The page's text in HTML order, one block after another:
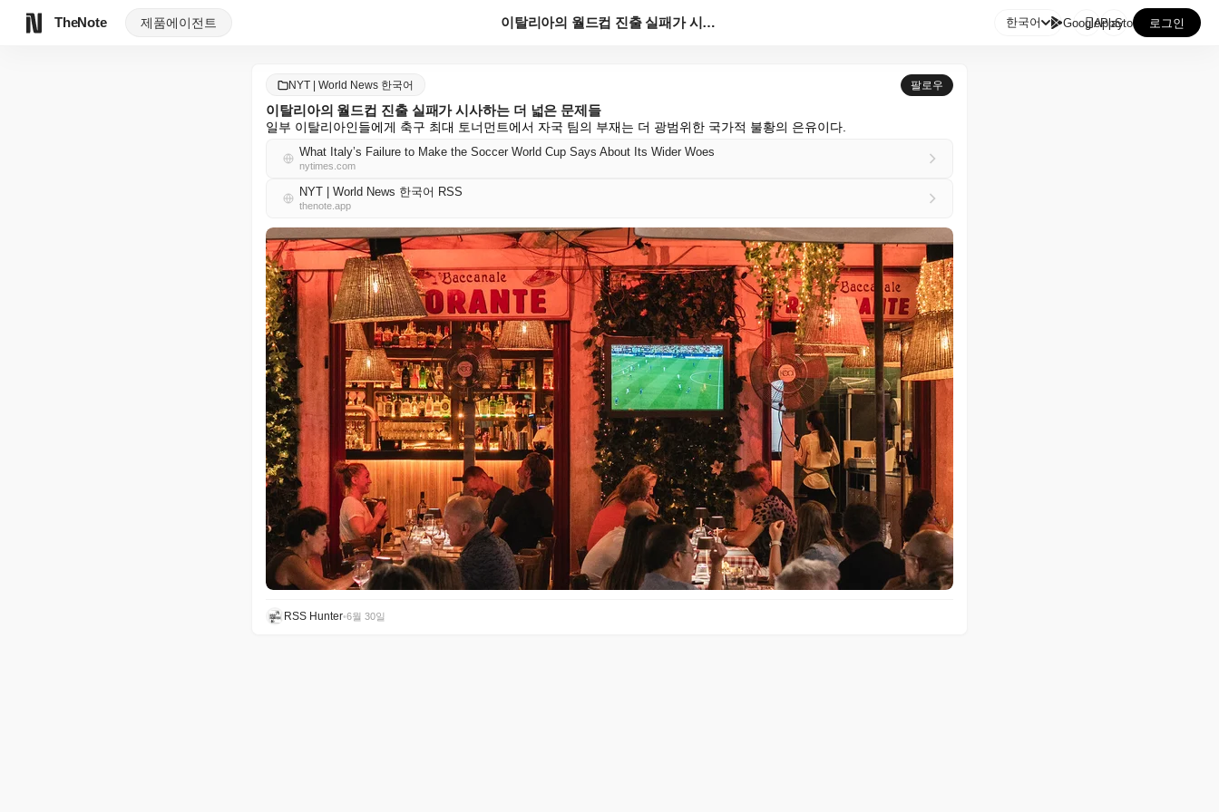
TheNote 제품에이전트 이탈리아의 월드컵 진출 실패가 시사하는 더 넓은 문제들 한국어 GooglePlay
AppStore 로그인
NYT | World News 한국어 팔로우
이탈리아의 월드컵 진출 실패가 시사하는 더 넓은 문제들
일부 이탈리아인들에게 축구 최대 토너먼트에서 자국 팀의 부재는 더 광범위한 국가적 불황의 은유이다.
What Italy’s Failure to Make the Soccer World Cup Says About Its Wider Woes
nytimes.com
NYT | World News 한국어 RSS
thenote.app
RSS Hunter•6월 30일